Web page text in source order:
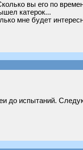
вы его по
катерок...
мне будет
до испытаний.